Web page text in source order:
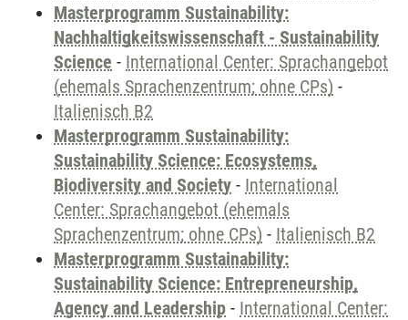
Masterprogramm Sustainability:
Nachhaltigkeitswissenschaft - Sustainability
Science - International Center: Sprachangebot
(ehemals Sprachenzentrum; ohne CPs) -
Italienisch B2
Masterprogramm Sustainability:
Sustainability Science: Ecosystems,
Biodiversity and Society - International
Center: Sprachangebot (ehemals
Sprachenzentrum; ohne CPs) - Italienisch B2
Masterprogramm Sustainability:
Sustainability Science: Entrepreneurship,
Agency and Leadership - International Center: